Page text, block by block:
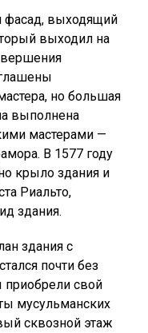
фасад, выходящий
выходил на
но большая
выполнена
мастерами —
В 1577 году
крыло здания и
Риальто,
здания.
здания с
почти без
свой
мусульманских
сквозной этаж